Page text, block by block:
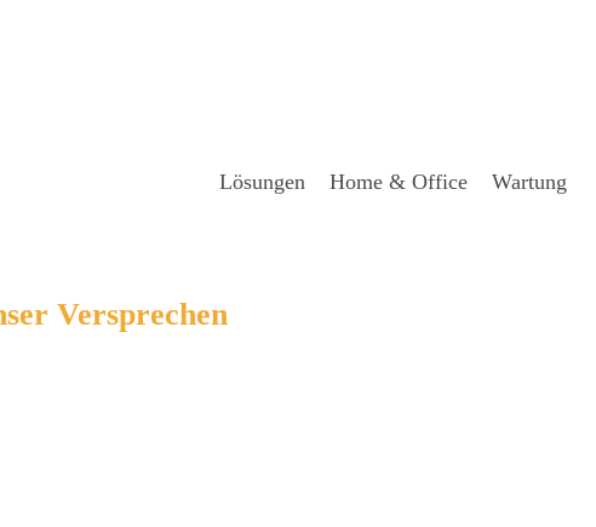
Lösun­gen Home & Office War­tung
Ver­spre­chen